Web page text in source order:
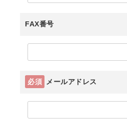
FAX番号
必須 メールアドレス